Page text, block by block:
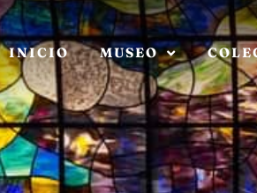
INICIO MUSEO